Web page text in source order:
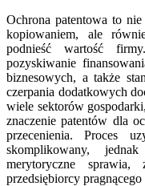
Ochrona patentowa to
kopiowaniem, ale
podnieść wartość
pozyskiwanie
biznesowych, a także
czerpania dodatkowych
wiele sektorów
znaczenie patentów dla
przecenienia. Proces
skomplikowany,
merytoryczne
przedsiębiorcy